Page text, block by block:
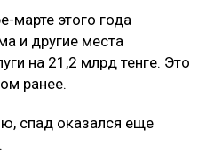
марте этого года
и другие места
на 21,2 млрд тенге. Это
ранее.
спад оказался еще